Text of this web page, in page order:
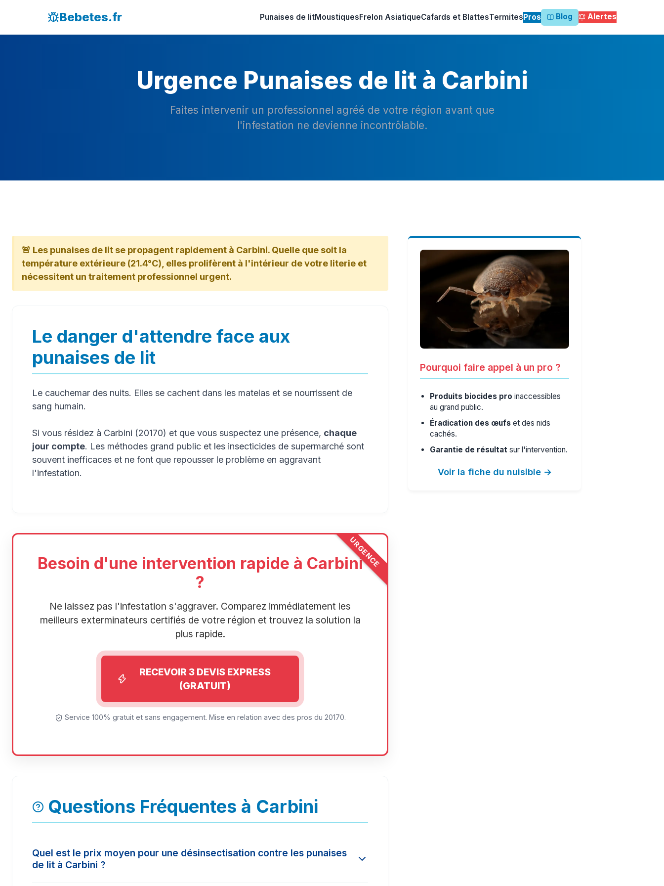
Bebetes.fr Punaises de litMoustiquesFrelon AsiatiqueCafards et BlattesTermitesPros Blog Alertes
Urgence Punaises de lit à Carbini
Faites intervenir un professionnel agréé de votre région avant que
l'infestation ne devienne incontrôlable.
🚨 Les punaises de lit se propagent rapidement à Carbini. Quelle que soit la
température extérieure (21.4°C), elles prolifèrent à l'intérieur de votre literie et
nécessitent un traitement professionnel urgent.
Le danger d'attendre face aux
punaises de lit
Le cauchemar des nuits. Elles se cachent dans les matelas et se nourrissent de
sang humain.
Si vous résidez à Carbini (20170) et que vous suspectez une présence, chaque
jour compte. Les méthodes grand public et les insecticides de supermarché sont
souvent inefficaces et ne font que repousser le problème en aggravant
l'infestation.
URGENCE
Besoin d'une intervention rapide à Carbini
?
Ne laissez pas l'infestation s'aggraver. Comparez immédiatement les
meilleurs exterminateurs certifiés de votre région et trouvez la solution la
plus rapide.
RECEVOIR 3 DEVIS EXPRESS
(GRATUIT)
Service 100% gratuit et sans engagement. Mise en relation avec des pros du 20170.
Questions Fréquentes à Carbini
Quel est le prix moyen pour une désinsectisation contre les punaises
de lit à Carbini ?
Pourquoi faire appel à un pro ?
Produits biocides pro inaccessibles
au grand public.
Éradication des œufs et des nids
cachés.
Garantie de résultat sur l'intervention.
Voir la fiche du nuisible →